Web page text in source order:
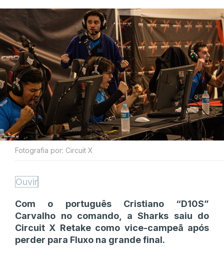
Fotografia por: Circuit X
Ouvir
Com o português Cristiano “D10S”
Carvalho no comando, a Sharks saiu do
Circuit X Retake como vice-campeã após
perder para Fluxo na grande final.